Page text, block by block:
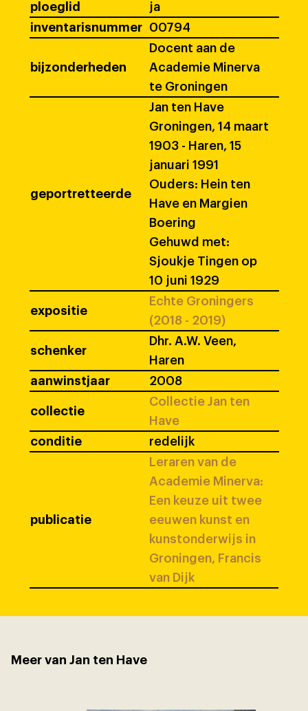
ploeglid
ja
inventarisnummer
00794
bijzonderheden
Docent aan de
Academie Minerva
te Groningen
geportretteerde
Jan ten Have
Groningen, 14 maart
1903 - Haren, 15
januari 1991
Ouders: Hein ten
Have en Margien
Boering
Gehuwd met:
Sjoukje Tingen op
10 juni 1929
expositie
Echte Groningers
(2018 - 2019)
schenker
Dhr. A.W. Veen,
Haren
aanwinstjaar
2008
collectie
Collectie Jan ten
Have
conditie
redelijk
publicatie
Leraren van de
Academie Minerva:
Een keuze uit twee
eeuwen kunst en
kunstonderwijs in
Groningen, Francis
van Dijk
Meer van Jan ten Have